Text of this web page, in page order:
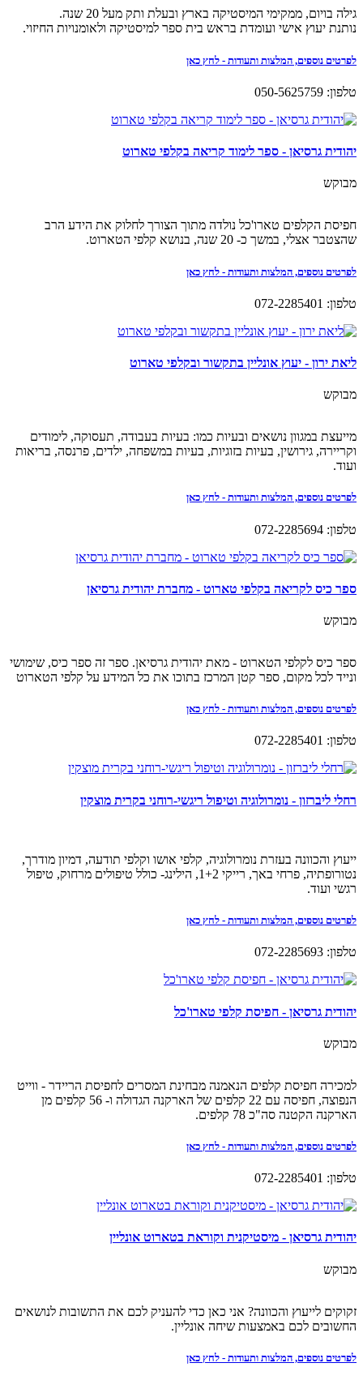
גילה בויום, ממקימי המיסטיקה בארץ ובעלת ותק מעל 20 שנה.
נותנת יעוץ אישי ועומדת בראש בית ספר למיסטיקה ולאומנויות החיזוי.
לפרטים נוספים, המלצות ותעודות - לחץ כאן
טלפון: 050-5625759
יהודית גרסיאן - ספר לימוד קריאה בקלפי טארוט
מבוקש
חפיסת הקלפים טארו'כל נולדה מתוך הצורך לחלוק את הידע הרב
שהצטבר אצלי, במשך כ- 20 שנה, בנושא קלפי הטארוט.
לפרטים נוספים, המלצות ותעודות - לחץ כאן
טלפון: 072-2285401
ליאת ירון - יעוץ אונליין בתקשור ובקלפי טארוט
מבוקש
מייעצת במגוון נושאים ובעיות כמו: בעיות בעבודה, תעסוקה, לימודים
וקריירה, גירושין, בעיות בזוגיות, בעיות במשפחה, ילדים, פרנסה, בריאות
ועוד.
לפרטים נוספים, המלצות ותעודות - לחץ כאן
טלפון: 072-2285694
ספר כיס לקריאה בקלפי טארוט - מחברת יהודית גרסיאן
מבוקש
ספר כיס לקלפי הטארוט - מאת יהודית גרסיאן. ספר זה ספר כיס, שימושי
ונייד לכל מקום, ספר קטן המרכז בתוכו את כל המידע על קלפי הטארוט
לפרטים נוספים, המלצות ותעודות - לחץ כאן
טלפון: 072-2285401
רחלי ליברזון - נומרולוגיה וטיפול ריגשי-רוחני בקרית מוצקין
ייעוץ והכוונה בעזרת נומרולוגיה, קלפי אושו וקלפי תודעה, דמיון מודרך,
נטורופתיה, פרחי באך, רייקי 1+2, הילינג- כולל טיפולים מרחוק, טיפול
רגשי ועוד.
לפרטים נוספים, המלצות ותעודות - לחץ כאן
טלפון: 072-2285693
יהודית גרסיאן - חפיסת קלפי טארו'כל
מבוקש
למכירה חפיסת קלפים הנאמנה מבחינת המסרים לחפיסת הריידר - ווייט
הנפוצה, חפיסה עם 22 קלפים של הארקנה הגדולה ו- 56 קלפים מן
הארקנה הקטנה סה"כ 78 קלפים.
לפרטים נוספים, המלצות ותעודות - לחץ כאן
טלפון: 072-2285401
יהודית גרסיאן - מיסטיקנית וקוראת בטארוט אונליין
מבוקש
זקוקים לייעוץ והכוונה? אני כאן כדי להעניק לכם את התשובות לנושאים
החשובים לכם באמצעות שיחה אונליין.
לפרטים נוספים, המלצות ותעודות - לחץ כאן